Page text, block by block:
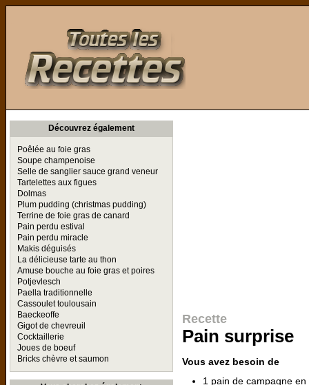
Découvrez également
Poêlée au foie gras
Soupe champenoise
Selle de sanglier sauce grand veneur
Tartelettes aux figues
Dolmas
Plum pudding (christmas pudding)
Terrine de foie gras de canard
Pain perdu estival
Pain perdu miracle
Makis déguisés
La délicieuse tarte au thon
Amuse bouche au foie gras et poires
Potjevlesch
Paella traditionnelle
Cassoulet toulousain
Baeckeoffe
Gigot de chevreuil
Cocktaillerie
Joues de boeuf
Bricks chèvre et saumon
Recette
Pain surprise
Vous avez besoin de
1 pain de campagne